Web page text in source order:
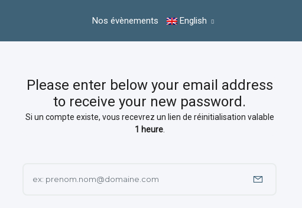
Nos évènements English
Please enter below your email address
to receive your new password.
Si un compte existe, vous recevrez un lien de réinitialisation valable
1 heure.